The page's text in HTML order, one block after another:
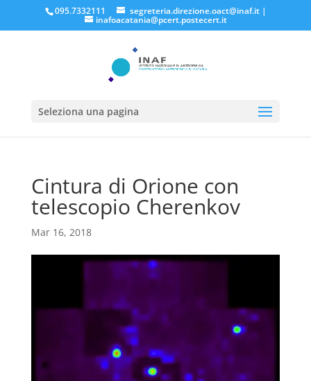
095.7332111 segreteria.direzione.oact@inaf.it|
inafoacatania@pcert.postecert.it
Seleziona una pagina
Cintura di Orione con
telescopio Cherenkov
Mar 16, 2018